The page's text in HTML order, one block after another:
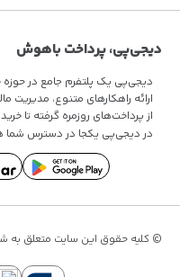
قوانین و مقررات
دیجی‌پی، پرداخت باهوش
دیجی‌پی یک پلتفرم جامع در حوزه
ارائه راهکارهای متنوع، مدیریت
از پرداخت‌های روزمره گرفته تا
در دیجی‌پی یکجا در دسترس شما
© کلیه حقوق این سایت متعلق به